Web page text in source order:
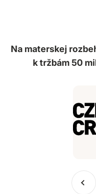
Na materskej
k tržbám 50